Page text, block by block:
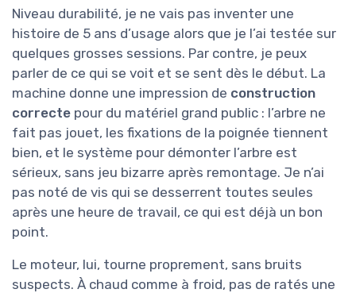
Niveau durabilité, je ne vais pas inventer une
histoire de 5 ans d’usage alors que je l’ai testée sur
quelques grosses sessions. Par contre, je peux
parler de ce qui se voit et se sent dès le début. La
machine donne une impression de construction
correcte pour du matériel grand public : l’arbre ne
fait pas jouet, les fixations de la poignée tiennent
bien, et le système pour démonter l’arbre est
sérieux, sans jeu bizarre après remontage. Je n’ai
pas noté de vis qui se desserrent toutes seules
après une heure de travail, ce qui est déjà un bon
point.
Le moteur, lui, tourne proprement, sans bruits
suspects. À chaud comme à froid, pas de ratés une